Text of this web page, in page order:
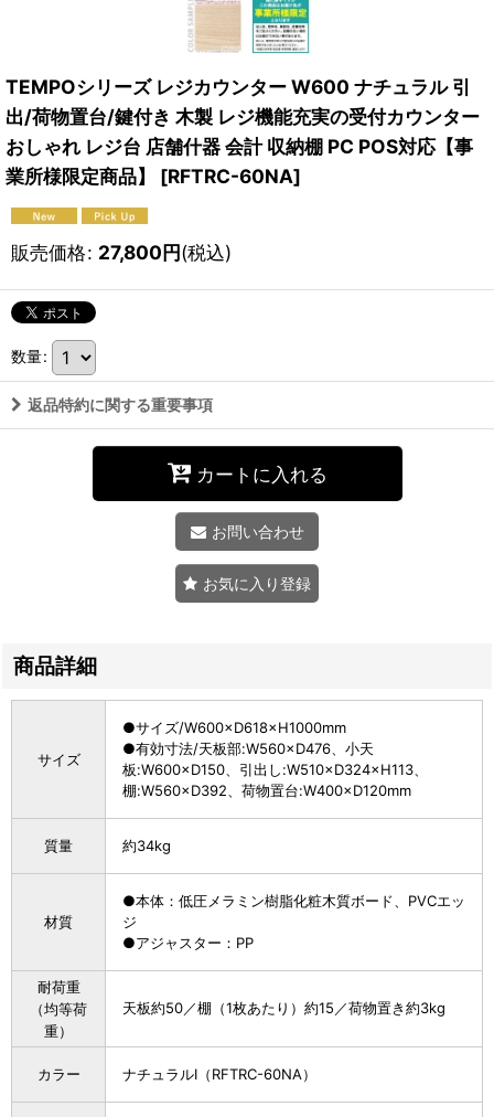
TEMPOシリーズ レジカウンター W600 ナチュラル 引
出/荷物置台/鍵付き 木製 レジ機能充実の受付カウンター
おしゃれ レジ台 店舗什器 会計 収納棚 PC POS対応【事
業所様限定商品】
[RFTRC-60NA]
販売価格: 27,800円(税込)
数量:
返品特約に関する重要事項
カートに入れる
お問い合わせ
お気に入り登録
商品詳細
サイズ
●サイズ/W600×D618×H1000mm
●有効寸法/天板部:W560×D476、小天
板:W600×D150、引出し:W510×D324×H113、
棚:W560×D392、荷物置台:W400×D120mm
質量 約34kg
材質
●本体：低圧メラミン樹脂化粧木質ボード、PVCエッ
ジ
●アジャスター：PP
耐荷重
（均等荷
重）
天板約50／棚（1枚あたり）約15／荷物置き約3kg
カラー ナチュラルI（RFTRC-60NA）